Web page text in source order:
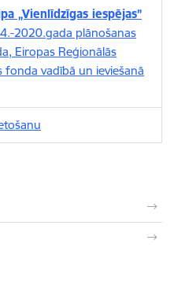
„Vienlīdzīgas iespējas”
2020.gada plānošanas
Eiropas Reģionālās
vadībā un ieviešanā